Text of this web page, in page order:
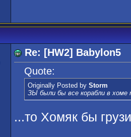
Re: [HW2] Babylon5
Quote:
Originally Posted by Storm
ЗЫ были бы все корабли в хоме
...то Хомяк бы